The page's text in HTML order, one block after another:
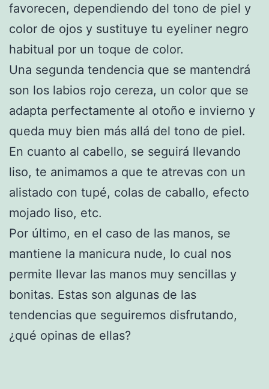
favorecen, dependiendo del tono de piel y
color de ojos y sustituye tu eyeliner negro
habitual por un toque de color.
Una segunda tendencia que se mantendrá
son los labios rojo cereza, un color que se
adapta perfectamente al otoño e invierno y
queda muy bien más allá del tono de piel.
En cuanto al cabello, se seguirá llevando
liso, te animamos a que te atrevas con un
alistado con tupé, colas de caballo, efecto
mojado liso, etc.
Por último, en el caso de las manos, se
mantiene la manicura nude, lo cual nos
permite llevar las manos muy sencillas y
bonitas. Estas son algunas de las
tendencias que seguiremos disfrutando,
¿qué opinas de ellas?